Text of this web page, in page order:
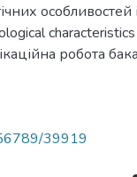
особливостей
робота
39919